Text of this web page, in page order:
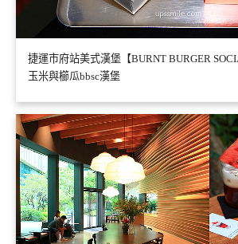
捷運市府站美式漢堡【BURNT BURGER
玉米與櫛瓜bbsc漢堡